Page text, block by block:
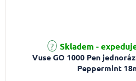
Vuse GO 1000 Pen
Peppermint
Průměrné hodnocení produktu je 4,4 z
Skladem -